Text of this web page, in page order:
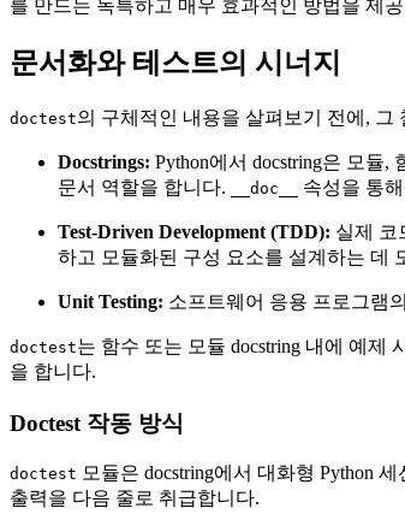
를 만드는 독특하고 매우 효과적인 방법을 제
문서화와 테스트의 시너지
doctest의 구체적인 내용을 살펴보기 전에,
Docstrings: Python에서 docstring은 모듈
문서 역할을 합니다.
__doc__ 속성을 통
Test-Driven Development (TDD): 실제 코
하고 모듈화된 구성 요소를 설계하는 데
Unit Testing: 소프트웨어 응용 프로그램
doctest는 함수 또는 모듈 docstring 내에 예제
을 합니다.
Doctest 작동 방식
doctest 모듈은 docstring에서 대화형 Python
출력을 다음 줄로 취급합니다.